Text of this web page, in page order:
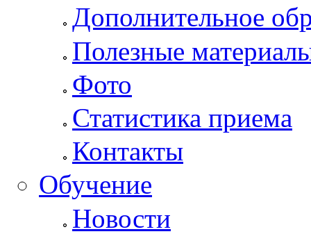
Дополнительное
Полезные
Фото
Статистика приема
Контакты
Обучение
Новости